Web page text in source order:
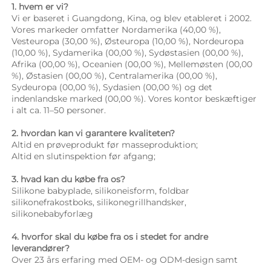
1. hvem er vi?
Vi er baseret i Guangdong, Kina, og blev etableret i 2002.
Vores markeder omfatter Nordamerika (40,00 %),
Vesteuropa (30,00 %), Østeuropa (10,00 %), Nordeuropa
(10,00 %), Sydamerika (00,00 %), Sydøstasien (00,00 %),
Afrika (00,00 %), Oceanien (00,00 %), Mellemøsten (00,00
%), Østasien (00,00 %), Centralamerika (00,00 %),
Sydeuropa (00,00 %), Sydasien (00,00 %) og det
indenlandske marked (00,00 %). Vores kontor beskæftiger
i alt ca. 11–50 personer.
2. hvordan kan vi garantere kvaliteten?
Altid en prøveprodukt før masseproduktion;
Altid en slutinspektion før afgang;
3. hvad kan du købe fra os?
Silikone babyplade, silikoneisform, foldbar
silikonefrakostboks, silikonegrillhandsker,
silikonebabyforlæg
4. hvorfor skal du købe fra os i stedet for andre
leverandører?
Over 23 års erfaring med OEM- og ODM-design samt